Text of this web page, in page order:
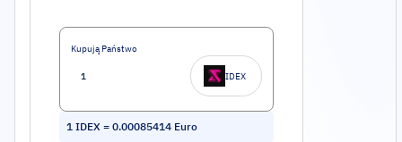
Kupują Państwo
IDEX
1 IDEX = 0.00085414 Euro